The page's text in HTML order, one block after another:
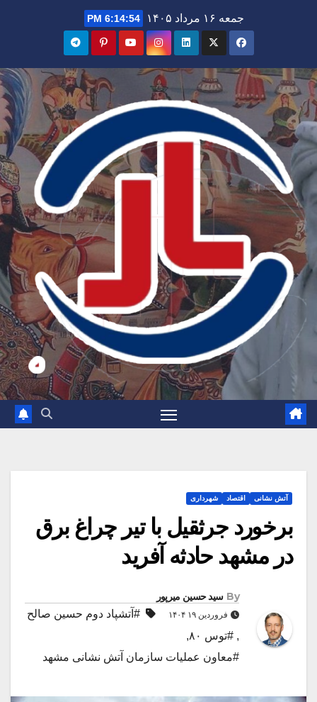
جمعه ۱۶ مرداد ۱۴۰۵ 6:14:56 PM
آتش نشانی اقتصاد شهرداری
برخورد جرثقیل با تیر چراغ برق
در مشهد حادثه آفرید
By سید حسین میرپور
فروردین ۱۹ ۱۴۰۴
#آتشپاد دوم حسین صالح
, #توس ۸۰
,
#معاون عملیات سازمان آتش نشانی مشهد